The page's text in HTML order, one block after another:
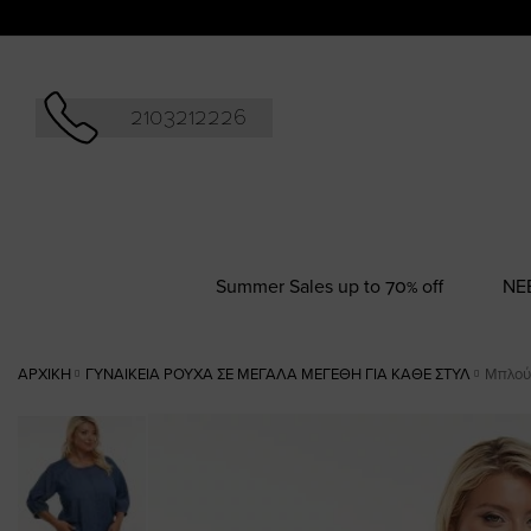
2103212226
Summer Sales up to 70% off
ΑΡΧΙΚΉ ΓΥΝΑΙΚΕΊΑ ΡΟΎΧΑ ΣΕ ΜΕΓΆΛΑ ΜΕΓΈΘΗ ΓΙΑ ΚΆΘΕ ΣΤΥΛ
the
end